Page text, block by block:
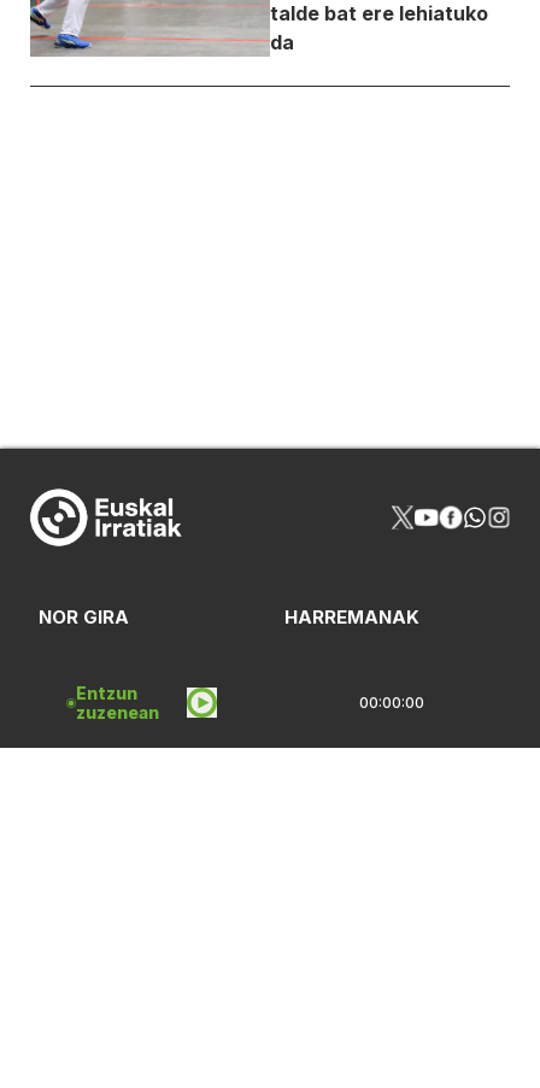
Entzun
zuzenean
00:00:00
talde bat ere lehiatuko
da
NOR GIRA HARREMANAK
ARTXIBOA SAREBIDE